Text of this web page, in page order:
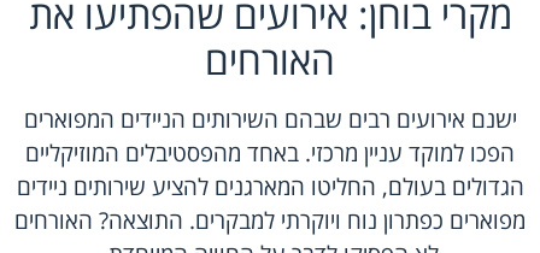
מקרי בוחן: אירועים שהפתיעו את
האורחים
ישנם אירועים רבים שבהם השירותים הניידים המפוארים
הפכו למוקד עניין מרכזי. באחד מהפסטיבלים המוזיקליים
הגדולים בעולם, החליטו המארגנים להציע שירותים ניידים
מפוארים כפתרון נוח ויוקרתי למבקרים. התוצאה? האורחים